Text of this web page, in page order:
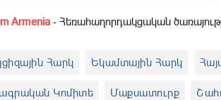
Armenia - Հեռահաղորդակցական
Հարկ Եկամտային Հարկ
Կոմիտե Մաքսատուրք